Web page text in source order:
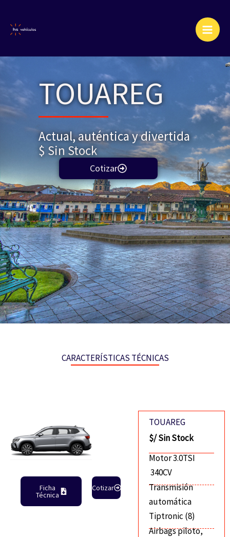
contenido
TOUAREG
Actual, auténtica y divertida
$ Sin Stock
Cotizar
CARACTERÍSTICAS TÉCNICAS
Ficha
Técnica
Cotizar
TOUAREG
$/ Sin Stock
Motor 3.0TSI
340CV
Transmisión
automática
Tiptronic (8)
Airbags piloto,